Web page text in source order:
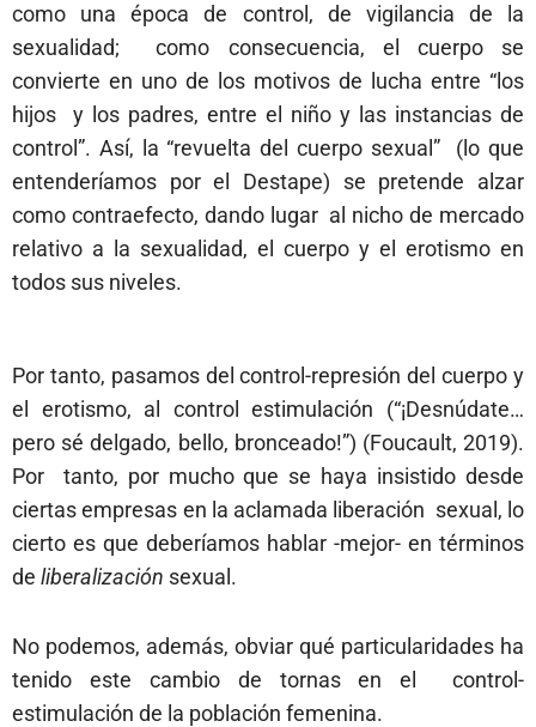
como una época de control, de vigilancia de la
sexualidad; como consecuencia, el cuerpo se
convierte en uno de los motivos de lucha entre “los
hijos y los padres, entre el niño y las instancias de
control”. Así, la “revuelta del cuerpo sexual” (lo que
entenderíamos por el Destape) se pretende alzar
como contraefecto, dando lugar al nicho de mercado
relativo a la sexualidad, el cuerpo y el erotismo en
todos sus niveles.
Por tanto, pasamos del control-represión del cuerpo y
el erotismo, al control estimulación (“¡Desnúdate…
pero sé delgado, bello, bronceado!”) (Foucault, 2019).
Por tanto, por mucho que se haya insistido desde
ciertas empresas en la aclamada liberación sexual, lo
cierto es que deberíamos hablar -mejor- en términos
de liberalización sexual.
No podemos, además, obviar qué particularidades ha
tenido este cambio de tornas en el control-
estimulación de la población femenina.